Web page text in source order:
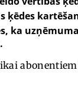
ķēdes
ka